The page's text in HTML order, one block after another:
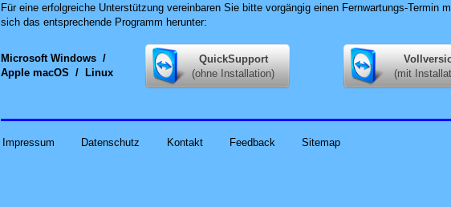
Für eine erfolgreiche Unterstützung vereinbaren Sie bitte vorgängig einen Fernwartungs-Termin
sich das entsprechende Programm herunter:
Microsoft Windows /
Apple macOS /Linux
QuickSupport
(ohne Installation)
(mit
Impressum Datenschutz Kontakt Feedback Sitemap